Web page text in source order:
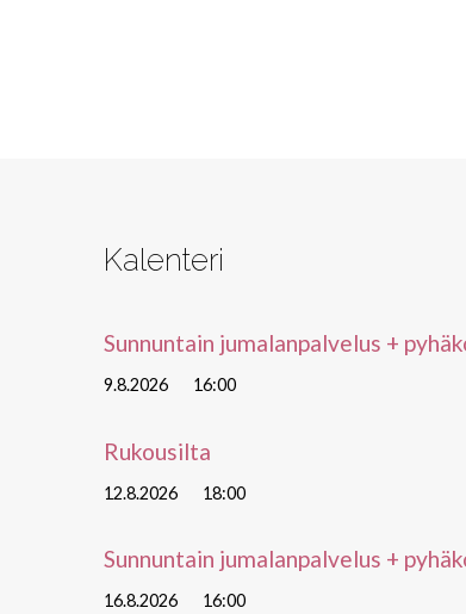
Kalenteri
Sunnuntain jumalanpalvelus +
9.8.2026 16:00
Rukousilta
12.8.2026 18:00
Sunnuntain jumalanpalvelus +
16.8.2026 16:00